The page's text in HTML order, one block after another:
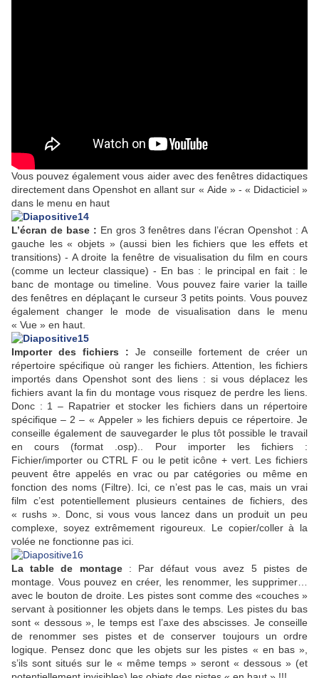
Vous pouvez également vous aider avec des fenêtres didactiques
directement dans Openshot en allant sur « Aide » - « Didacticiel »
dans le menu en haut
L’écran de base : En gros 3 fenêtres dans l’écran Openshot : A
gauche les « objets » (aussi bien les fichiers que les effets et
transitions) - A droite la fenêtre de visualisation du film en cours
(comme un lecteur classique) - En bas : le principal en fait : le
banc de montage ou timeline. Vous pouvez faire varier la taille
des fenêtres en déplaçant le curseur 3 petits points. Vous pouvez
également changer le mode de visualisation dans le menu
« Vue » en haut.
Importer des fichiers :Je conseille fortement de créer un
répertoire spécifique où ranger les fichiers. Attention, les fichiers
importés dans Openshot sont des liens : si vous déplacez les
fichiers avant la fin du montage vous risquez de perdre les liens.
Donc : 1 – Rapatrier et stocker les fichiers dans un répertoire
spécifique – 2 – « Appeler » les fichiers depuis ce répertoire. Je
conseille également de sauvegarder le plus tôt possible le travail
en cours (format .osp).. Pour importer les fichiers :
Fichier/importer ou CTRL F ou le petit icône + vert. Les fichiers
peuvent être appelés en vrac ou par catégories ou même en
fonction des noms (Filtre). Ici, ce n’est pas le cas, mais un vrai
film c’est potentiellement plusieurs centaines de fichiers, des
« rushs ». Donc, si vous vous lancez dans un produit un peu
complexe, soyez extrêmement rigoureux. Le copier/coller à la
volée ne fonctionne pas ici.
La table de montage: Par défaut vous avez 5 pistes de
montage. Vous pouvez en créer, les renommer, les supprimer…
avec le bouton de droite. Les pistes sont comme des «couches »
servant à positionner les objets dans le temps. Les pistes du bas
sont « dessous », le temps est l’axe des abscisses. Je conseille
de renommer ses pistes et de conserver toujours un ordre
logique. Pensez donc que les objets sur les pistes « en bas »,
s’ils sont situés sur le « même temps » seront « dessous » (et